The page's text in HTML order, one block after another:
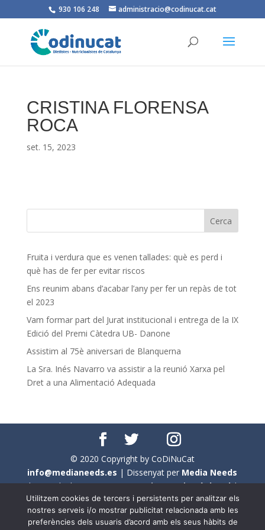
930 106 248 administracio@codinucat.cat
CRISTINA FLORENSA
ROCA
set. 15, 2023
Fruita i verdura que es venen tallades: què es perd i
què has de fer per evitar riscos
Ens reunim abans d’acabar l’any per fer un repàs de tot
el 2023
Vam formar part del Jurat institucional i entrega de la IX
Edició del Premi Càtedra UB- Danone
Assistim al 75è aniversari de Blanquerna
La Sra. Inés Navarro va assistir a la reunió Xarxa pel
Dret a una Alimentació Adequada
© 2020 Copyright by CoDiNuCat
info@medianeeds.es | Dissenyat per Media Needs
| Tots els drets reservats aCoDiNuCat |Avís legal|
Avís per cookies
En aquest web s'ha tingut en compte l'ús no sexista del
Utilitzem cookies de tercers i persistents per analitzar els
nostres serveis i/o mostrar publicitat relacionada amb les
preferències dels usuaris d’acord amb els seus hàbits de